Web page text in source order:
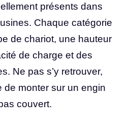
présents dans
Chaque catégorie
de chariot, une hauteur
de charge et des
Ne pas s’y retrouver,
de monter sur un engin
couvert.